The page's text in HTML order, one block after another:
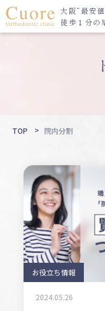
大阪”最安値
徒歩１分の
TOP 院内分割
お役立ち情報
2024.05.26